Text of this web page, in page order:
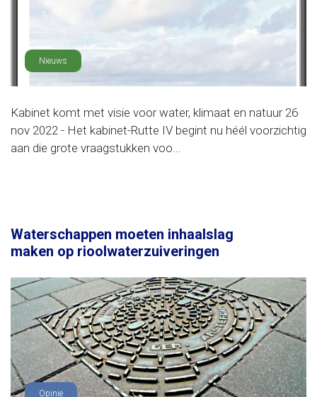
Nieuws
Kabinet komt met visie voor water, klimaat en natuur 26
nov 2022 - Het kabinet-Rutte IV begint nu héél voorzichtig
aan die grote vraagstukken voo...
Waterschappen moeten inhaalslag
maken op rioolwaterzuiveringen
Opinie